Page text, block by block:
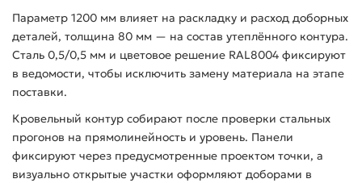
Параметр 1200 мм влияет на раскладку и расход доборных
деталей, толщина 80 мм — на состав утеплённого контура.
Сталь 0,5/0,5 мм и цветовое решение RAL8004 фиксируют
в ведомости, чтобы исключить замену материала на этапе
поставки.
Кровельный контур собирают после проверки стальных
прогонов на прямолинейность и уровень. Панели
фиксируют через предусмотренные проектом точки, а
визуально открытые участки оформляют доборами в